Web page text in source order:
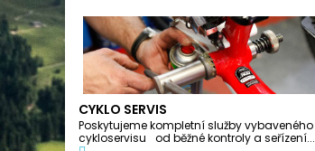
CYKLO SERVIS
Poskytujeme kompletní služby vybaveného
cykloservisu od běžné kontroly a seřízení...